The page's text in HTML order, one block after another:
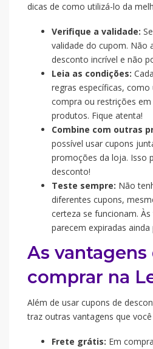
dicas de como utilizá-lo da
Verifique a validade:
validade do cupom. Não
desconto incrível e não
Leia as condições:
regras específicas,
compra ou restrições
produtos. Fique atenta!
Combine com outras
possível usar cupons
promoções da loja. Isso
desconto!
Teste sempre: Não
diferentes cupons,
certeza se funcionam.
parecem expiradas
As vantagens
comprar na
Além de usar cupons de
traz outras vantagens que
Frete grátis: Em